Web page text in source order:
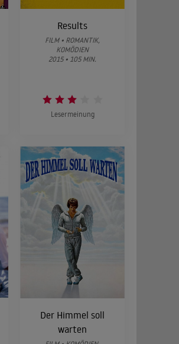
Results
FILM • ROMANTIK,
KOMÖDIEN
2015 • 105 MIN.
Lesermeinung
Der Himmel soll
warten